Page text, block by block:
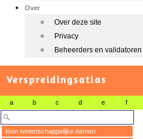
Over
Over deze site
Privacy
Beheerders en validatoren
Verspreidingsatlas
a b c d e f
toon wetenschappelijke namen